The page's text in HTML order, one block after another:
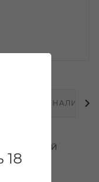
18
НАЛИЧИЕ
приятной